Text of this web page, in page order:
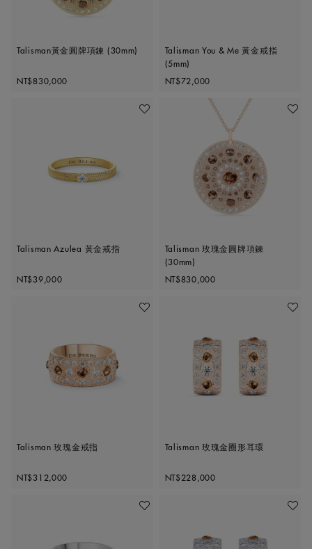
Talisman黃金圓牌項鍊 (30mm)
Original price
NT$830,000
Talisman You & Me 黃金戒指
(5mm)
Original price
NT$72,000
加入喜愛清單
Talisman Azulea 黃金戒指
Original price
NT$39,000
加入喜
Talisman 玫瑰金圓牌項鍊
(30mm)
Original price
NT$830,000
加入喜愛清單
Talisman 玫瑰金戒指
Original price
NT$312,000
加入喜
Talisman 玫瑰金圈形耳環
Original price
NT$228,000
加入喜愛清單 加入喜